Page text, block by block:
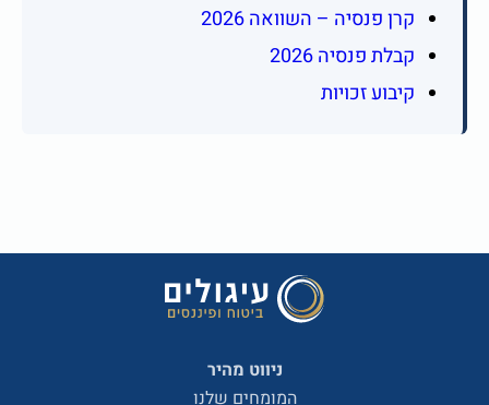
קרן פנסיה – השוואה 2026
קבלת פנסיה 2026
קיבוע זכויות
ניווט מהיר
המומחים שלנו